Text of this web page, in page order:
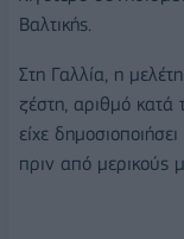
Βαλτικής.
Στη Γαλλία, η
ζέστη, αριθμό κατά
είχε
πριν από μερικούς